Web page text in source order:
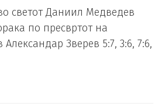
светот Даниил Медведев
по пресвртот на
Зверев 5:7, 3:6, 7:6,